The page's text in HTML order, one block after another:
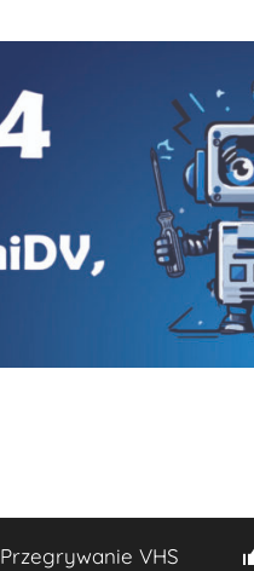
Przegrywanie VHS